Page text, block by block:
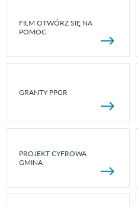
FILM OTWÓRZ SIĘ NA
POMOC
GRANTY PPGR
PROJEKT CYFROWA
GMINA